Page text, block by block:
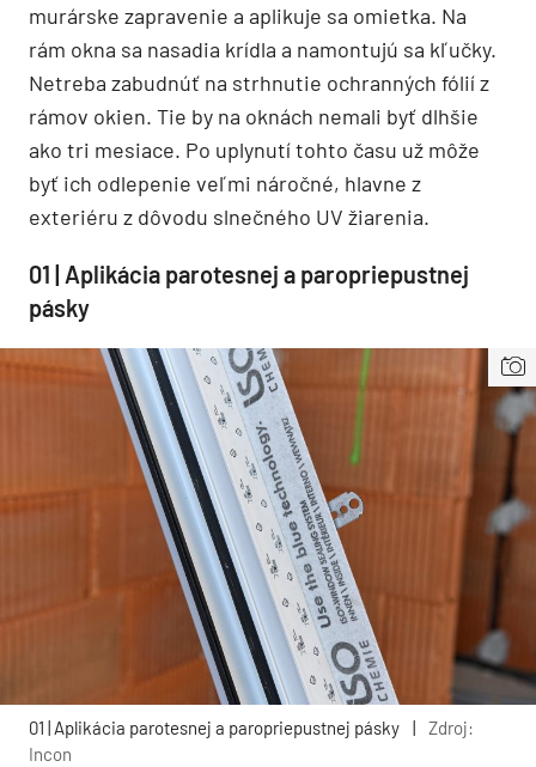
murárske zapravenie a aplikuje sa omietka. Na
rám okna sa nasadia krídla a namontujú sa kľučky.
Netreba zabudnúť na strhnutie ochranných fólií z
rámov okien. Tie by na oknách nemali byť dlhšie
ako tri mesiace. Po uplynutí tohto času už môže
byť ich odlepenie veľmi náročné, hlavne z
exteriéru z dôvodu slnečného UV žiarenia.
01 | Aplikácia parotesnej a paropriepustnej
pásky
01 | Aplikácia parotesnej a paropriepustnej pásky
Zdroj:
Incon